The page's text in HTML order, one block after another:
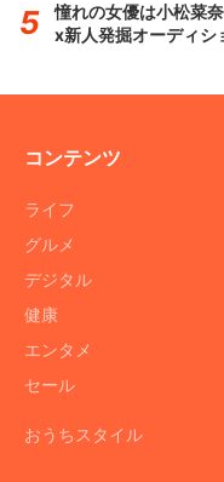
憧れの女優は小松菜
x新人発掘オーディ
コンテンツ
ライフ
グルメ
デジタル
健康
エンタメ
セール
おうちスタイル